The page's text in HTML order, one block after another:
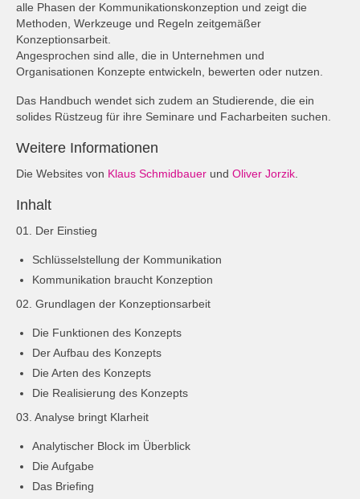
alle Phasen der Kommunikationskonzeption und zeigt die
Methoden, Werkzeuge und Regeln zeitgemäßer
Konzeptionsarbeit.
Angesprochen sind alle, die in Unternehmen und
Organisationen Konzepte entwickeln, bewerten oder nutzen.
Das Handbuch wendet sich zudem an Studierende, die ein
solides Rüstzeug für ihre Seminare und Facharbeiten suchen.
Weitere Informationen
Die Websites von Klaus Schmidbauer und Oliver Jorzik.
Inhalt
01. Der Einstieg
Schlüsselstellung der Kommunikation
Kommunikation braucht Konzeption
02. Grundlagen der Konzeptionsarbeit
Die Funktionen des Konzepts
Der Aufbau des Konzepts
Die Arten des Konzepts
Die Realisierung des Konzepts
03. Analyse bringt Klarheit
Analytischer Block im Überblick
Die Aufgabe
Das Briefing